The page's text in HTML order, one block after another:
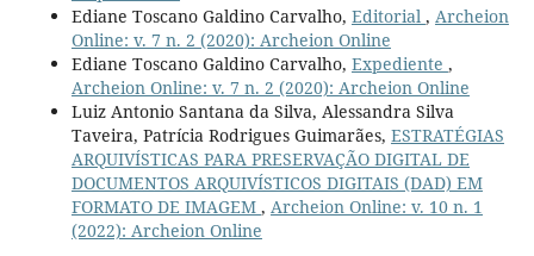
Ediane Toscano Galdino Carvalho, Editorial , Archeion
Online: v. 7 n. 2 (2020): Archeion Online
Ediane Toscano Galdino Carvalho, Expediente ,
Archeion Online: v. 7 n. 2 (2020): Archeion Online
Luiz Antonio Santana da Silva, Alessandra Silva
Taveira, Patrícia Rodrigues Guimarães, ESTRATÉGIAS
ARQUIVÍSTICAS PARA PRESERVAÇÃO DIGITAL DE
DOCUMENTOS ARQUIVÍSTICOS DIGITAIS (DAD) EM
FORMATO DE IMAGEM , Archeion Online: v. 10 n. 1
(2022): Archeion Online